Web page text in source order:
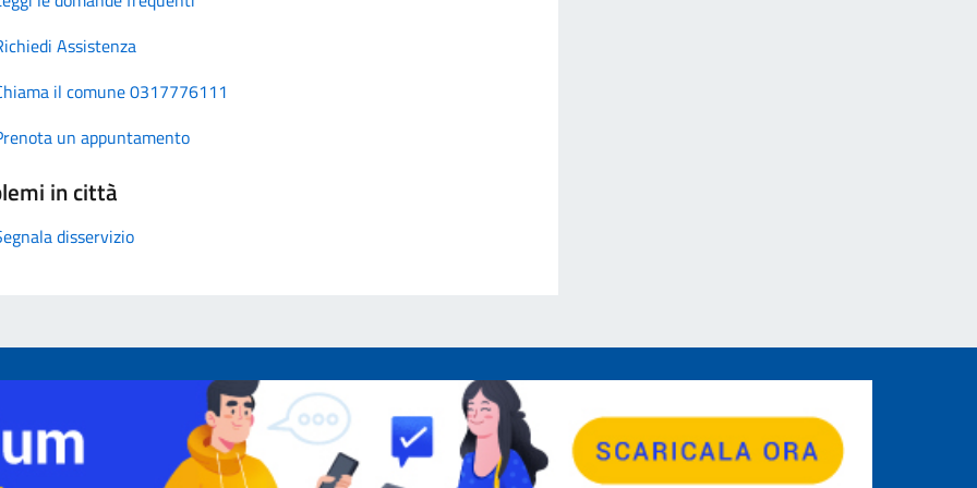
Assistenza
il comune 0317776111
un appuntamento
in città
disservizio